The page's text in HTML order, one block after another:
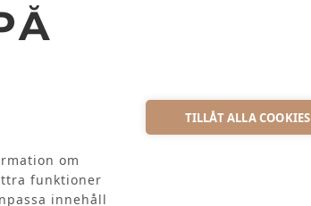
om
funktioner
innehåll
TILLÅT ALLA COOKIES
AB